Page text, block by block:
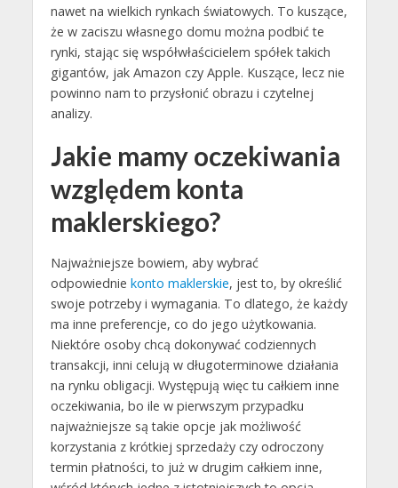
nawet na wielkich rynkach światowych. To kuszące,
że w zaciszu własnego domu można podbić te
rynki, stając się współwłaścicielem spółek takich
gigantów, jak Amazon czy Apple. Kuszące, lecz nie
powinno nam to przysłonić obrazu i czytelnej
analizy.
Jakie mamy oczekiwania
względem konta
maklerskiego?
Najważniejsze bowiem, aby wybrać
odpowiednie konto maklerskie, jest to, by określić
swoje potrzeby i wymagania. To dlatego, że każdy
ma inne preferencje, co do jego użytkowania.
Niektóre osoby chcą dokonywać codziennych
transakcji, inni celują w długoterminowe działania
na rynku obligacji. Występują więc tu całkiem inne
oczekiwania, bo ile w pierwszym przypadku
najważniejsze są takie opcje jak możliwość
korzystania z krótkiej sprzedaży czy odroczony
termin płatności, to już w drugim całkiem inne,